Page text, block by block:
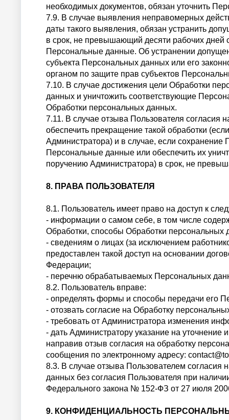
необходимых документов, обязан уточнить
7.9. В случае выявления неправомерных
даты такого выявления, обязан устранить
в срок, не превышающий десяти рабочих дней
Персональные данные. Об устранении
субъекта Персональных данных или его
органом по защите прав субъектов
7.10. В случае достижения цели Обработки
данных и уничтожить соответствующие
Обработки персональных данных.
7.11. В случае отзыва Пользователя согласия
обеспечить прекращение такой обработки
Администратора) и в случае, если
Персональные данные или обеспечить их
поручению Администратора) в срок, не
8. ПРАВА ПОЛЬЗОВАТЕЛЯ
8.1. Пользователь имеет право на доступ к
- информации о самом себе, в том числе
Обработки, способы Обработки
- сведениям о лицах (за исключением
предоставлен такой доступ на основании
Федерации;
- перечню обрабатываемых Персональных
8.2. Пользователь вправе:
- определять формы и способы передачи его
- отозвать согласие на Обработку
- требовать от Администратора изменения
- дать Администратору указание на
направив отзыв согласия на обработку
сообщения по электронному адресу:
8.3. В случае отзыва Пользователем
данных без согласия Пользователя при
Федерального закона № 152-ФЗ от 27 июля
9. КОНФИДЕНЦИАЛЬНОСТЬ